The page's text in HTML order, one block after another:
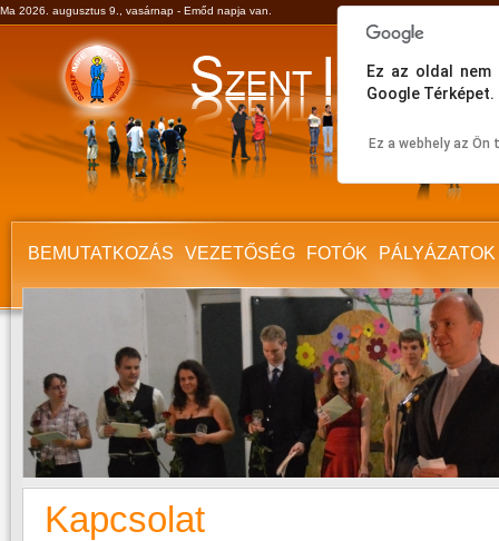
Ma 2026. augusztus 9., vasárnap - Emőd napja van.
BEMUTATKOZÁS VEZETŐSÉG FOTÓK PÁLYÁZATOK
Kapcsolat
Ez az oldal
Google Térképet.
Ez a webhely az Ön